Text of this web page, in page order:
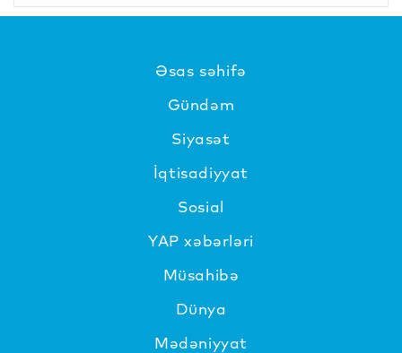
Əsas səhifə
Gündəm
Siyasət
İqtisadiyyat
Sosial
YAP xəbərləri
Müsahibə
Dünya
Mədəniyyat